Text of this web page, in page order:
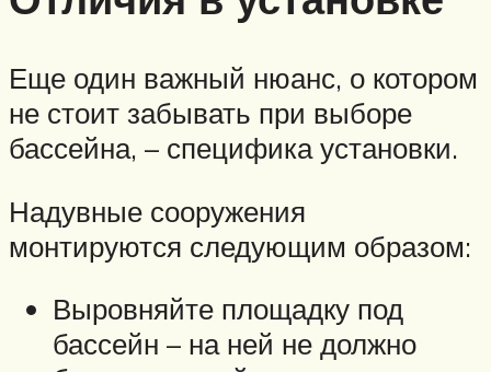
Еще один важный нюанс, о котором
не стоит забывать при выборе
бассейна, – специфика установки.
Надувные сооружения
монтируются следующим образом:
Выровняйте площадку под
бассейн – на ней не должно